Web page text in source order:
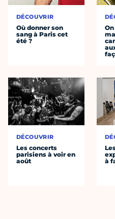
DÉCOUVRIR
Où donner son
sang à Paris cet
été ?
DÉCOUVRIR
Les concerts
parisiens à voir en
août
à